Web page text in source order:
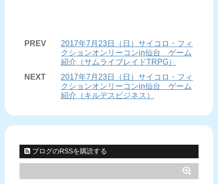
PREV
2017年7月23日（日）サイコロ・フィ
クションオンリーコンin仙台 ゲーム
紹介（サムライブレイドTRPG）
NEXT
2017年7月23日（日）サイコロ・フィ
クションオンリーコンin仙台 ゲーム
紹介（キルデスビジネス）
ブログのRSSを購読する